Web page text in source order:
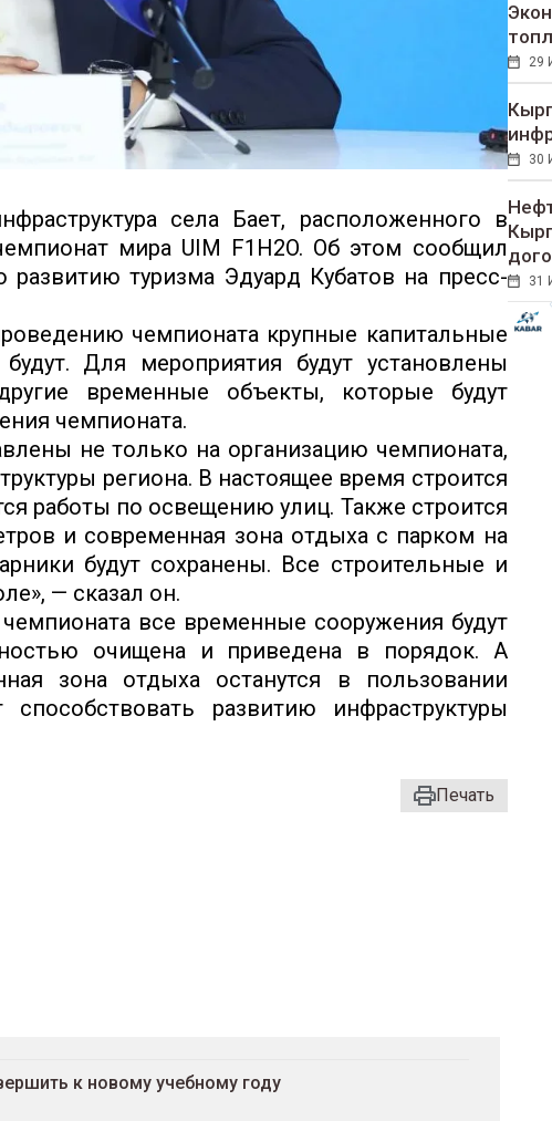
села Бает, расположенного в
мира UIM F1H2O. Об этом сообщил
развитию туризма Эдуард Кубатов на пресс-
чемпионата крупные капитальные
Для мероприятия будут установлены
временные объекты, которые будут
чемпионата.
не только на организацию чемпионата,
региона. В настоящее время строится
работы по освещению улиц. Также строится
и современная зона отдыха с парком на
будут сохранены. Все строительные и
— сказал он.
все временные сооружения будут
очищена и приведена в порядок. А
зона отдыха останутся в пользовании
развитию инфраструктуры
Печать
29
30
31
к новому учебному году